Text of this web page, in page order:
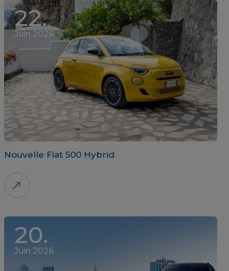
22.
Juin 2026
Nouvelle Fiat 500 Hybrid
20.
Juin 2026